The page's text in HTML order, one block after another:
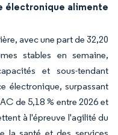
électronique alimente
avec une part de 32,20
stables en semaine,
et sous-tendant
électronique, surpassant
de 5,18 % entre 2026 et
à l'épreuve l'agilité du